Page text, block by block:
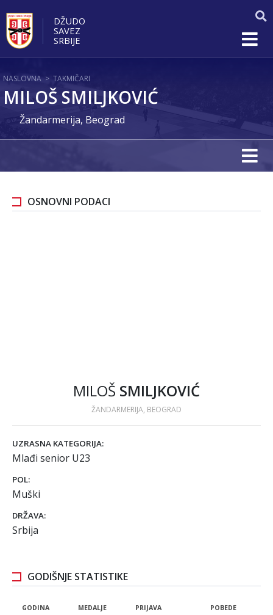
DŽUDO
SAVEZ
SRBIJE
NASLOVNA > TAKMIČARI
MILOŠ SMILJKOVIĆ
Žandarmerija, Beograd
OSNOVNI PODACI
MILOŠ SMILJKOVIĆ
ŽANDARMERIJA, BEOGRAD
UZRASNA KATEGORIJA:
Mlađi senior U23
POL:
Muški
DRŽAVA:
Srbija
GODIŠNJE STATISTIKE
GODINA MEDALJE PRIJAVA POBEDE